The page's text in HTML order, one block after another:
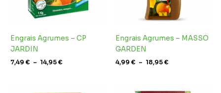
Engrais Agrumes – CP
JARDIN
7,49€ – 14,95€
Engrais Agrumes – MASSO
GARDEN
4,99 € – 18,95€